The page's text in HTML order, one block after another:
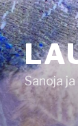
Sanoja